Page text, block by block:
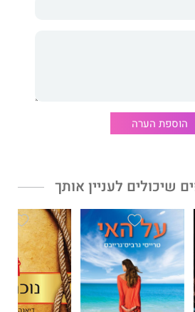
הוספת הערה
שיכולים לעניין אותך